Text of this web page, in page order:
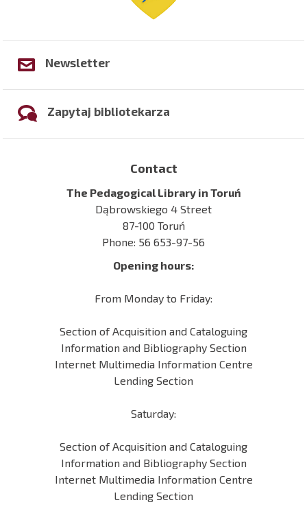
Newsletter
Zapytaj bibliotekarza
Contact
The Pedagogical Library in Toruń
Dąbrowskiego 4 Street
87-100 Toruń
Phone: 56 653-97-56
Opening hours:
From Monday to Friday:
Section of Acquisition and Cataloguing
Information and Bibliography Section
Internet Multimedia Information Centre
Lending Section
Saturday:
Section of Acquisition and Cataloguing
Information and Bibliography Section
Internet Multimedia Information Centre
Lending Section